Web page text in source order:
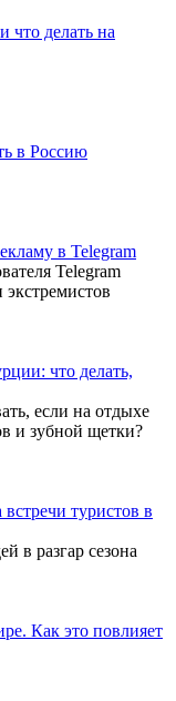
что делать на
в Россию
в Telegram
Telegram
что делать,
если на отдыхе
и зубной щетки?
туристов в
в разгар сезона
Как это повлияет